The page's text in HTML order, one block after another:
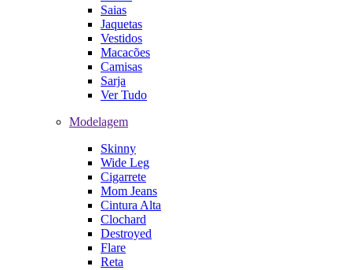
Saias
Jaquetas
Vestidos
Macacões
Camisas
Sarja
Ver Tudo
Modelagem
Skinny
Wide Leg
Cigarrete
Mom Jeans
Cintura Alta
Clochard
Destroyed
Flare
Reta